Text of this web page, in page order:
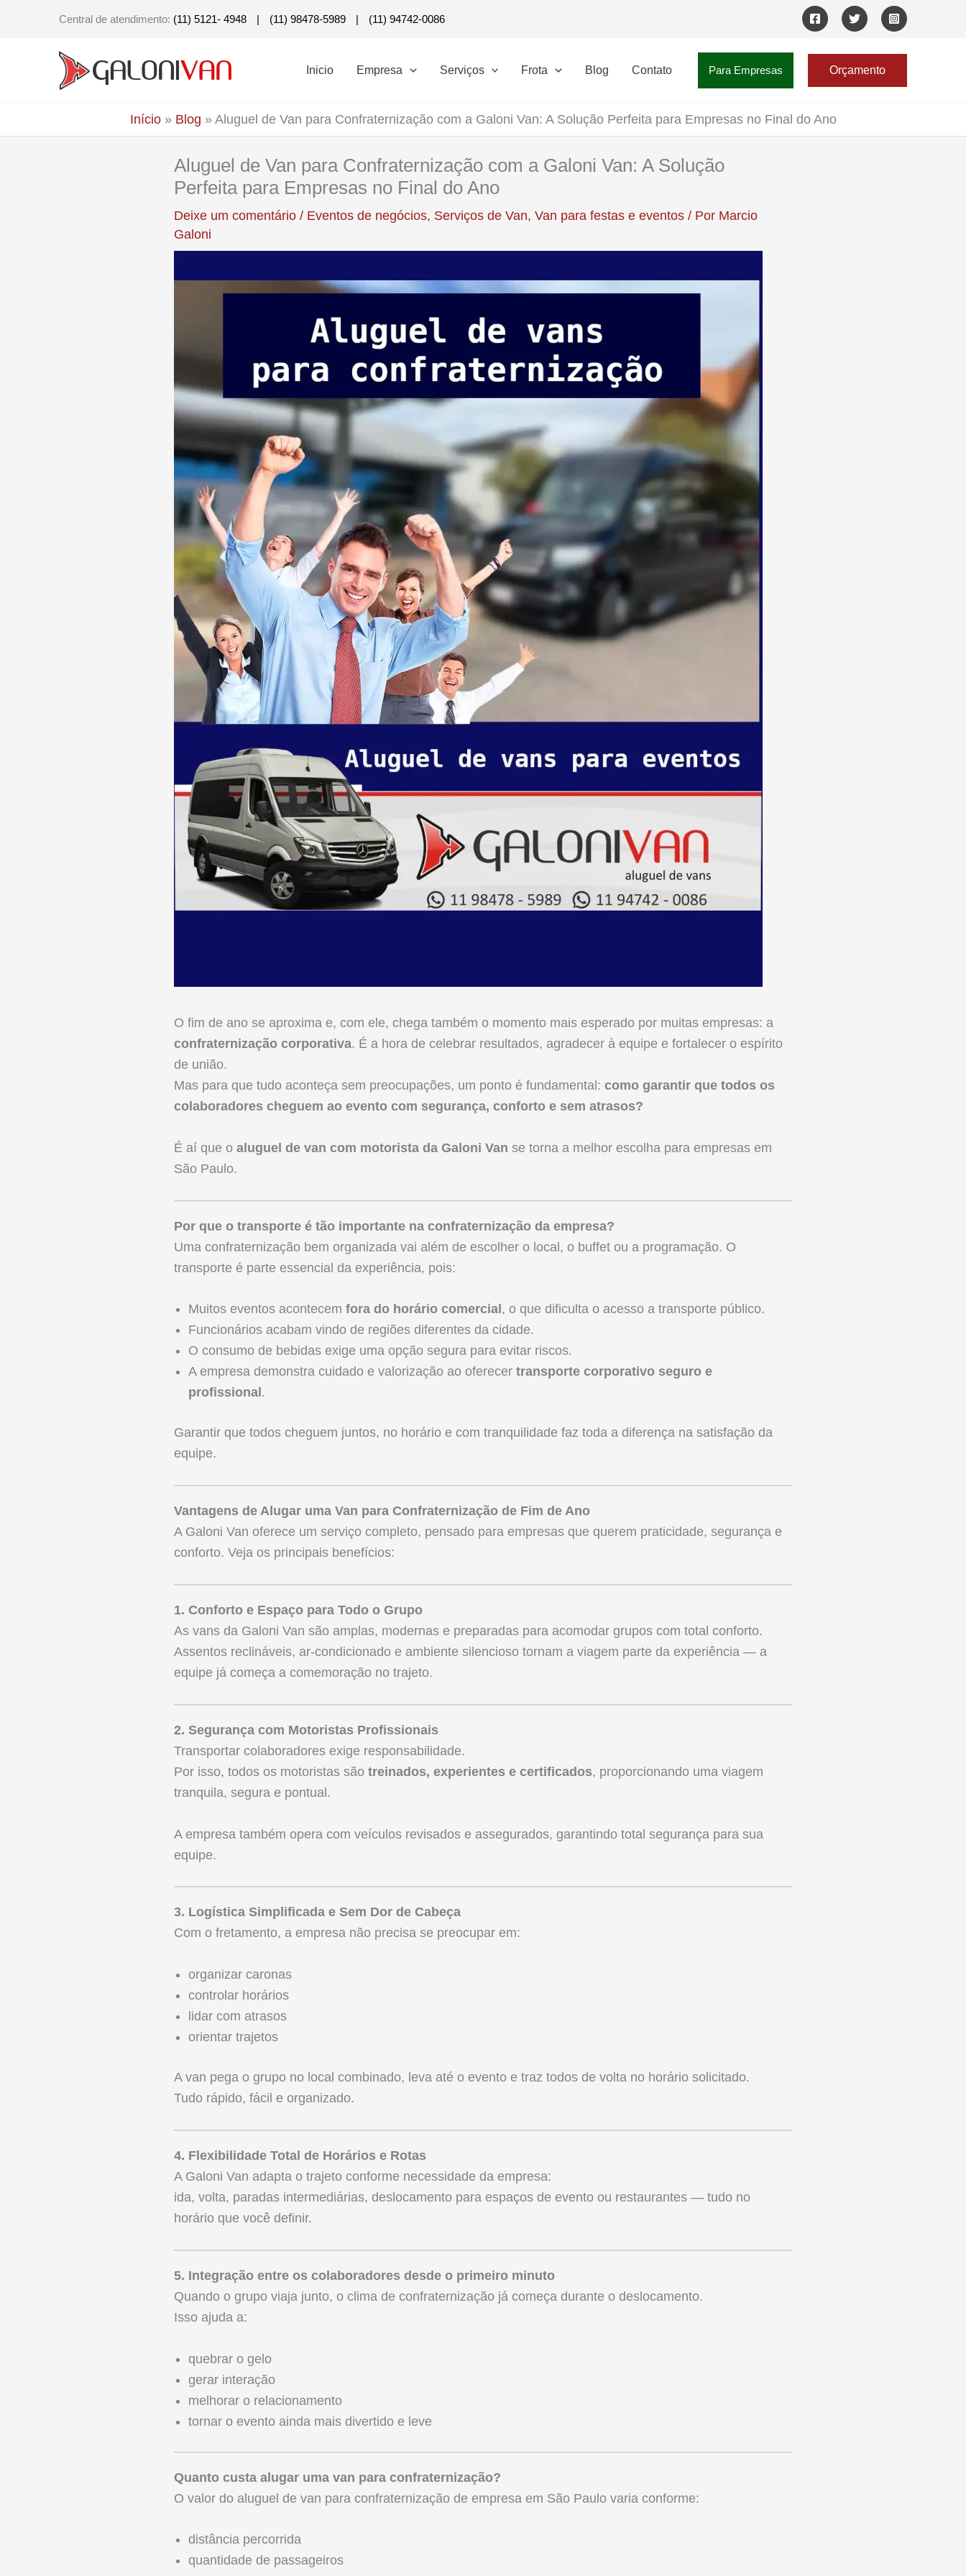
Central de atendimento: (11) 5121- 4948 | (11) 98478-5989 | (11) 94742-0086
Inicio Empresa Serviços Frota Blog Contato Para Empresas Orçamento
Início» Blog » Aluguel de Van para Confraternização com a Galoni Van: A Solução Perfeita para Empresas no Final do Ano
Aluguel de Van para Confraternização com a Galoni Van: A Solução
Perfeita para Empresas no Final do Ano
Deixe um comentário / Eventos de negócios, Serviços de Van, Van para festas e eventos / Por Marcio
Galoni
O fim de ano se aproxima e, com ele, chega também o momento mais esperado por muitas empresas: a
confraternização corporativa. É a hora de celebrar resultados, agradecer à equipe e fortalecer o espírito
de união.
Mas para que tudo aconteça sem preocupações, um ponto é fundamental: como garantir que todos os
colaboradores cheguem ao evento com segurança, conforto e sem atrasos?
É aí que o aluguel de van com motorista da Galoni Van se torna a melhor escolha para empresas em
São Paulo.
Por que o transporte é tão importante na confraternização da empresa?
Uma confraternização bem organizada vai além de escolher o local, o buffet ou a programação. O
transporte é parte essencial da experiência, pois:
Muitos eventos acontecem fora do horário comercial , o que dificulta o acesso a transporte público.
Funcionários acabam vindo de regiões diferentes da cidade.
O consumo de bebidas exige uma opção segura para evitar riscos.
A empresa demonstra cuidado e valorização ao oferecer transporte corporativo seguro e
profissional .
Garantir que todos cheguem juntos, no horário e com tranquilidade faz toda a diferença na satisfação da
equipe.
Vantagens de Alugar uma Van para Confraternização de Fim de Ano
A Galoni Van oferece um serviço completo, pensado para empresas que querem praticidade, segurança e
conforto. Veja os principais benefícios:
1. Conforto e Espaço para Todo o Grupo
As vans da Galoni Van são amplas, modernas e preparadas para acomodar grupos com total conforto.
Assentos reclináveis, ar-condicionado e ambiente silencioso tornam a viagem parte da experiência — a
equipe já começa a comemoração no trajeto.
2. Segurança com Motoristas Profissionais
Transportar colaboradores exige responsabilidade.
Por isso, todos os motoristas são treinados, experientes e certificados, proporcionando uma viagem
tranquila, segura e pontual.
A empresa também opera com veículos revisados e assegurados, garantindo total segurança para sua
equipe.
3. Logística Simplificada e Sem Dor de Cabeça
Com o fretamento, a empresa não precisa se preocupar em:
organizar caronas
controlar horários
lidar com atrasos
orientar trajetos
A van pega o grupo no local combinado, leva até o evento e traz todos de volta no horário solicitado.
Tudo rápido, fácil e organizado.
4. Flexibilidade Total de Horários e Rotas
A Galoni Van adapta o trajeto conforme necessidade da empresa:
ida, volta, paradas intermediárias, deslocamento para espaços de evento ou restaurantes — tudo no
horário que você definir.
5. Integração entre os colaboradores desde o primeiro minuto
Quando o grupo viaja junto, o clima de confraternização já começa durante o deslocamento.
Isso ajuda a:
quebrar o gelo
gerar interação
melhorar o relacionamento
tornar o evento ainda mais divertido e leve
Quanto custa alugar uma van para confraternização?
O valor do aluguel de van para confraternização de empresa em São Paulo varia conforme:
distância percorrida
quantidade de passageiros